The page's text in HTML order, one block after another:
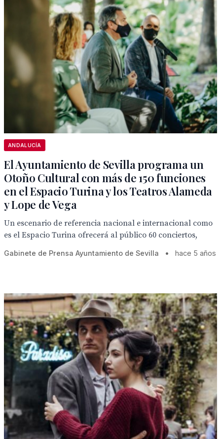
ANDALUCÍA
El Ayuntamiento de Sevilla programa un
Otoño Cultural con más de 150 funciones
en el Espacio Turina y los Teatros Alameda
y Lope de Vega
Un escenario de referencia nacional e internacional como
es el Espacio Turina ofrecerá al público 60 conciertos,
Gabinete de Prensa Ayuntamiento de Sevilla • hace 5 años